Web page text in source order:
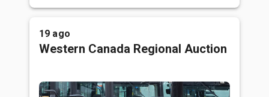
19 ago
Western Canada Regional Auction